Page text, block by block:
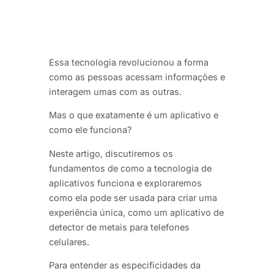
Essa tecnologia revolucionou a forma
como as pessoas acessam informações e
interagem umas com as outras.
Mas o que exatamente é um aplicativo e
como ele funciona?
Neste artigo, discutiremos os
fundamentos de como a tecnologia de
aplicativos funciona e exploraremos
como ela pode ser usada para criar uma
experiência única, como um aplicativo de
detector de metais para telefones
celulares.
Para entender as especificidades da